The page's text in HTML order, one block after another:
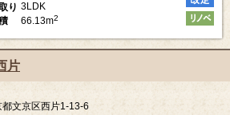
り 3LDK
66.13m2
片
都文京区西片1-13-6